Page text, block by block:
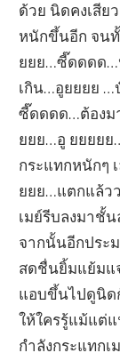
ด้วย นิดคงเสีย
หนักขึ้นอีก จนทั้
ยยย…ซี๊ดดดด…
เกิน…อูยยยย
ซี๊ดดดด…ต้องม
ยยย…อู ยยยย
กระแทกหนักๆ
ยยย…แตกแล้ว
เมย์รีบลงมาชั้
จากนั้นอีกประ
สดชื่นยิ้มแย้มแ
แอบขึ้นไปดูนิด
ให้ใครรู้แม้แต่
กำลังกระแทกเ